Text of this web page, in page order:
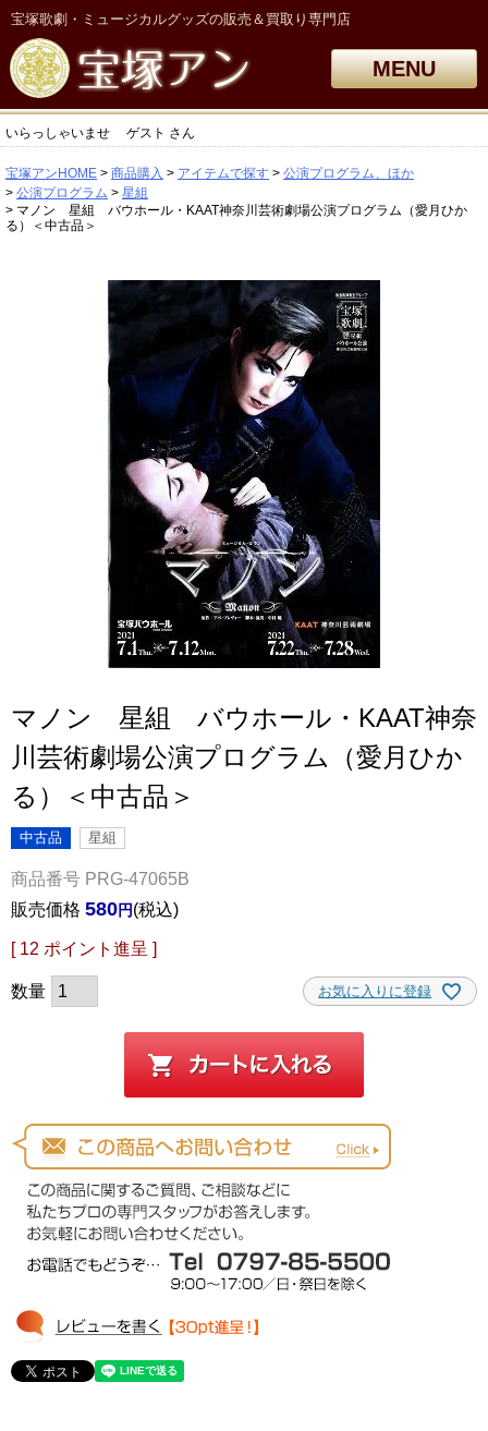
宝塚歌劇・ミュージカルグッズの販売＆買取り専門店
MENU
いらっしゃいませ ゲスト さん
宝塚アンHOME 商品購入 アイテムで探す
公演プログラム、ほか
公演プログラム
星組
マノン 星組 バウホール・KAAT神奈川芸術劇場公演プログラム（愛月ひか
る）＜中古品＞
マノン 星組 バウホール・KAAT神奈
川芸術劇場公演プログラム（愛月ひか
る）＜中古品＞
中古品 星組
商品番号 PRG-47065B
販売価格 580 税込
[ 12 ポイント進呈 ]
お気に入りに登録